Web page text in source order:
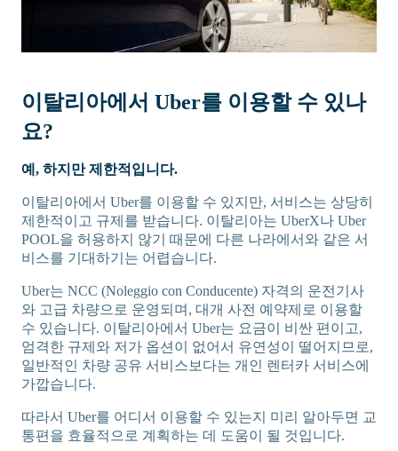
이탈리아에서 Uber를 이용할 수 있나
요?
예, 하지만 제한적입니다.
이탈리아에서 Uber를 이용할 수 있지만, 서비스는 상당히
제한적이고 규제를 받습니다. 이탈리아는 UberX나 Uber
POOL을 허용하지 않기 때문에 다른 나라에서와 같은 서
비스를 기대하기는 어렵습니다.
Uber는 NCC (Noleggio con Conducente) 자격의 운전기사
와 고급 차량으로 운영되며, 대개 사전 예약제로 이용할
수 있습니다. 이탈리아에서 Uber는 요금이 비싼 편이고,
엄격한 규제와 저가 옵션이 없어서 유연성이 떨어지므로,
일반적인 차량 공유 서비스보다는 개인 렌터카 서비스에
가깝습니다.
따라서 Uber를 어디서 이용할 수 있는지 미리 알아두면 교
통편을 효율적으로 계획하는 데 도움이 될 것입니다.